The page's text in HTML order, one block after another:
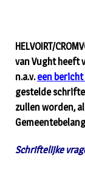
HELVOIRT/
van Vught heeft
n.a.v.een
gestelde
zullen worden,
Schriftelijke